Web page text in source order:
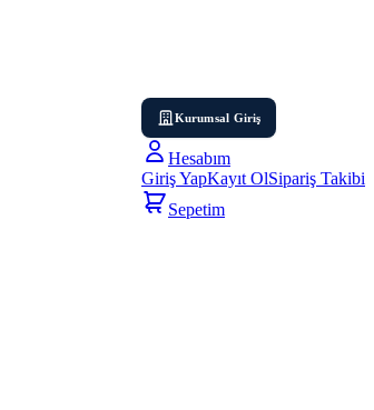
Kurumsal Giriş
Hesabım
Giriş YapKayıt OlSipariş Takibi
Sepetim